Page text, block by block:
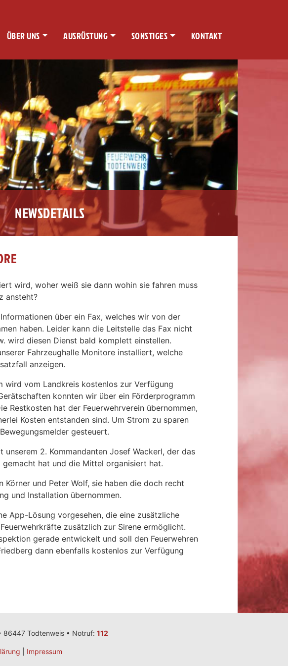
ÜBER UNS AUSRÜSTUNG SONSTIGES KONTAKT
NEWSDETAILS
wird, woher weiß sie dann wohin sie fahren muss
ansteht?
über ein Fax, welches wir von der
haben. Leider kann die Leitstelle das Fax nicht
wird diesen Dienst bald komplett einstellen.
Fahrzeughalle Monitore installiert, welche
anzeigen.
wird vom Landkreis kostenlos zur Verfügung
konnten wir über ein Förderprogramm
Restkosten hat der Feuerwehrverein übernommen,
Kosten entstanden sind. Um Strom zu sparen
gesteuert.
unserem 2. Kommandanten Josef Wackerl, der das
hat und die Mittel organisiert hat.
Körner und Peter Wolf, sie haben die doch recht
und Installation übernommen.
App-Lösung vorgesehen, die eine zusätzliche
zusätzlich zur Sirene ermöglicht.
gerade entwickelt und soll den Feuerwehren
dann ebenfalls kostenlos zur Verfügung
86447 Todtenweis • Notruf: 112
Impressum